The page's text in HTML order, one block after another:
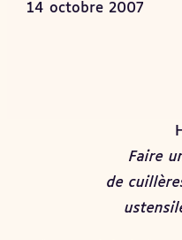
14 octobre 2007
Faire
de